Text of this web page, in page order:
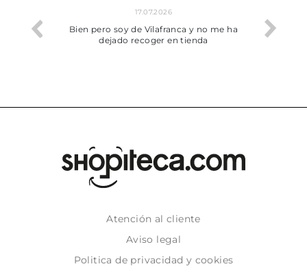
trobat
17.07.2026
Bien pero soy de Vilafranca y no me ha
dejado recoger en tienda
Atención al cliente
Aviso legal
Politica de privacidad y cookies